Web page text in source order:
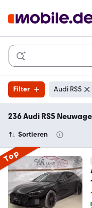
Filter Audi RS5
236 Audi RS5
Sortieren
Top